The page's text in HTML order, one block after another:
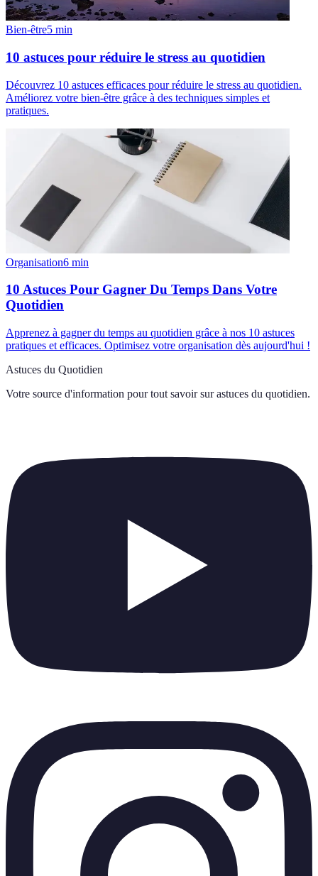
Bien-être5 min
10 astuces pour réduire le stress au quotidien
Découvrez 10 astuces efficaces pour réduire le stress au quotidien.
Améliorez votre bien-être grâce à des techniques simples et
pratiques.
Organisation6 min
10 Astuces Pour Gagner Du Temps Dans Votre
Quotidien
Apprenez à gagner du temps au quotidien grâce à nos 10 astuces
pratiques et efficaces. Optimisez votre organisation dès aujourd'hui !
Astuces du Quotidien
Votre source d'information pour tout savoir sur astuces du quotidien.